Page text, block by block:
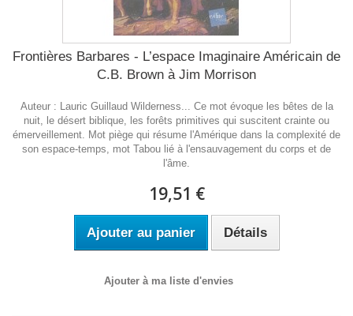
Frontières Barbares - L’espace Imaginaire Américain de
C.B. Brown à Jim Morrison
Auteur : Lauric Guillaud Wilderness... Ce mot évoque les bêtes de la
nuit, le désert biblique, les forêts primitives qui suscitent crainte ou
émerveillement. Mot piège qui résume l'Amérique dans la complexité de
son espace-temps, mot Tabou lié à l'ensauvagement du corps et de
l'âme.
19,51 €
Ajouter au panier Détails
Ajouter à ma liste d'envies